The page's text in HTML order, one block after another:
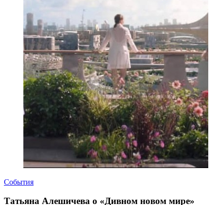
События
Татьяна Алешичева о «Дивном новом мире»